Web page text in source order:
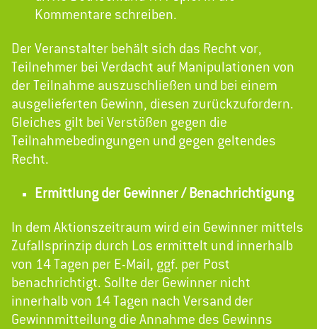
Kommentare schreiben.
Der Veranstalter behält sich das Recht vor,
Teilnehmer bei Verdacht auf Manipulationen von
der Teilnahme auszuschließen und bei einem
ausgelieferten Gewinn, diesen zurückzufordern.
Gleiches gilt bei Verstößen gegen die
Teilnahmebedingungen und gegen geltendes
Recht.
Ermittlung der Gewinner / Benachrichtigung
In dem Aktionszeitraum wird ein Gewinner mittels
Zufallsprinzip durch Los ermittelt und innerhalb
von 14 Tagen per E-Mail, ggf. per Post
benachrichtigt. Sollte der Gewinner nicht
innerhalb von 14 Tagen nach Versand der
Gewinnmitteilung die Annahme des Gewinns